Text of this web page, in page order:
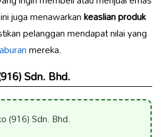
juga menawarkankeaslian produk
pelanggan mendapat nilai yang
mereka.
Sdn. Bhd.